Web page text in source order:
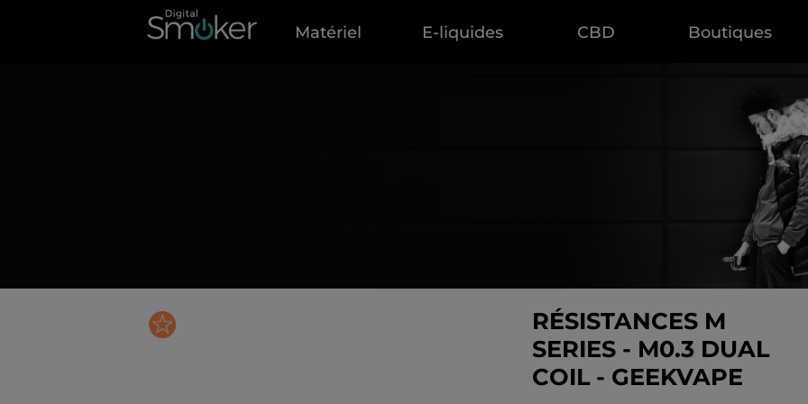
Matériel E-liquides CBD Boutiques
RÉSISTANCES M
SERIES - M0.3 DUAL
COIL - GEEKVAPE